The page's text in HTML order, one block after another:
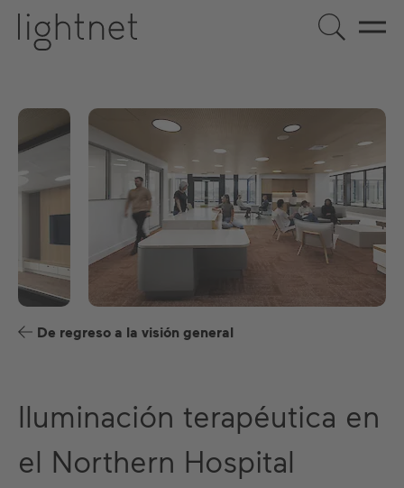
EN US FR
De regreso a la visión general
Iluminación terapéutica en
el Northern Hospital